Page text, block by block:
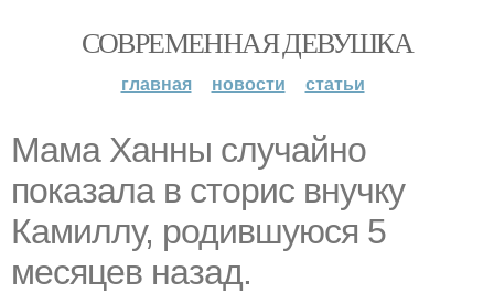
СОВРЕМЕННАЯ ДЕВУШКА
главная новости статьи
Мама Ханны случайно
показала в сторис внучку
Камиллу, родившуюся 5
месяцев назад.